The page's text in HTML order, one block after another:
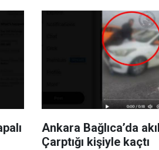
Ankara Bağlıca’da
Çarptığı kişiyle kaçtı